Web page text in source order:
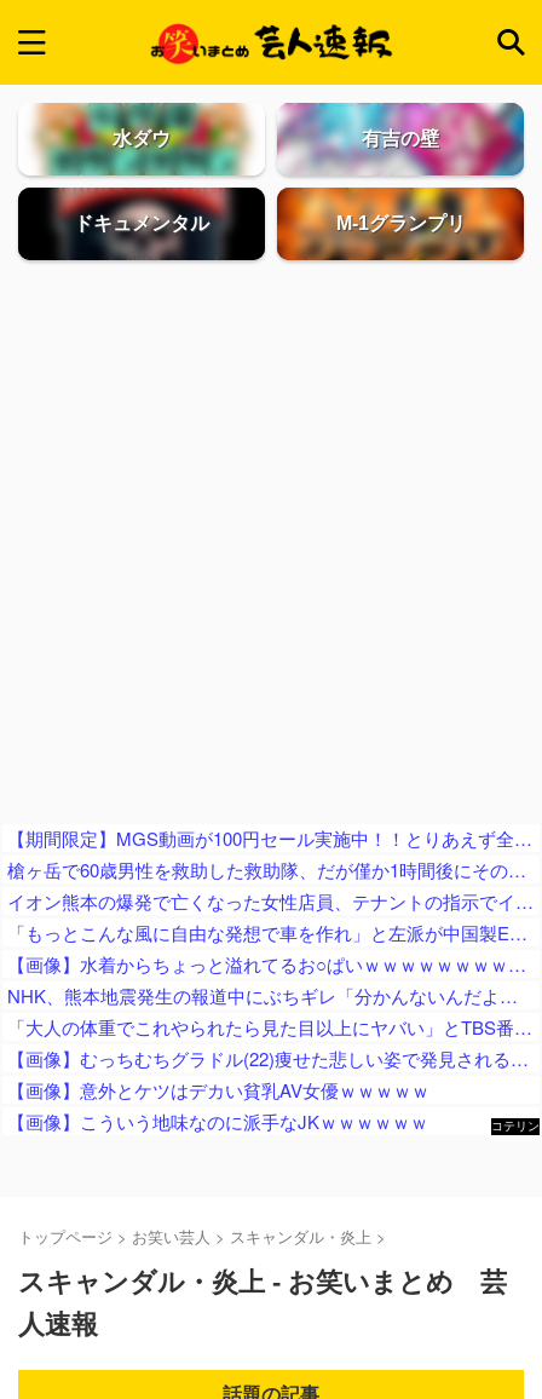
水ダウ 有吉の壁
ドキュメンタル M-1グランプリ
【期間限定】MGS動画が100円セール実施中！！とりあえず全部買うやろｗｗｗｗｗ
槍ヶ岳で60歳男性を救助した救助隊、だが僅か1時間後にその男性が所属していたPTから連絡があって……
イオン熊本の爆発で亡くなった女性店員、テナントの指示でイオン店舗内に強行突入させられた疑惑が浮上中
「もっとこんな風に自由な発想で車を作れ」と左派が中国製EVを絶賛、だがそのシステムは日本が40年前に……
【画像】水着からちょっと溢れてるお○ぱいｗｗｗｗｗｗｗｗｗｗｗ
NHK、熊本地震発生の報道中にぶちギレ「分かんないんだよ！」「情報が無いんだって！」「しーっ！しーっ！」視聴者ドン引き
「大人の体重でこれやられたら見た目以上にヤバい」とTBS番組で起きた”放送事故”に視聴者騒然、仕掛けたやつもずっとヘラヘラしてるだけで……
【画像】むっちむちグラドル(22)痩せた悲しい姿で発見されるｗｗ
【画像】意外とケツはデカい貧乳AV女優ｗｗｗｗｗ
【画像】こういう地味なのに派手なJKｗｗｗｗｗｗ
コテリン
トップページ > お笑い芸人 > スキャンダル・炎上 >
スキャンダル・炎上 - お笑いまとめ 芸
人速報
話題の記事